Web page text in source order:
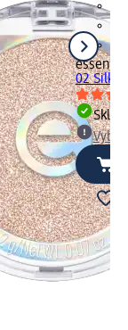
essence
02 Silky